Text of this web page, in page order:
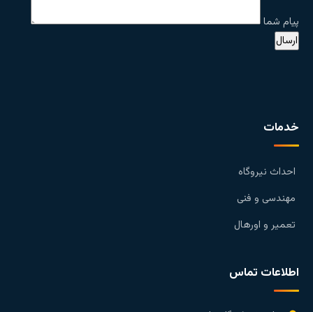
پیام شما
خدمات
احداث نیروگاه
مهندسی و فنی
تعمیر و اورهال
اطلاعات تماس